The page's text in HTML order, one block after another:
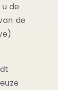
de
de